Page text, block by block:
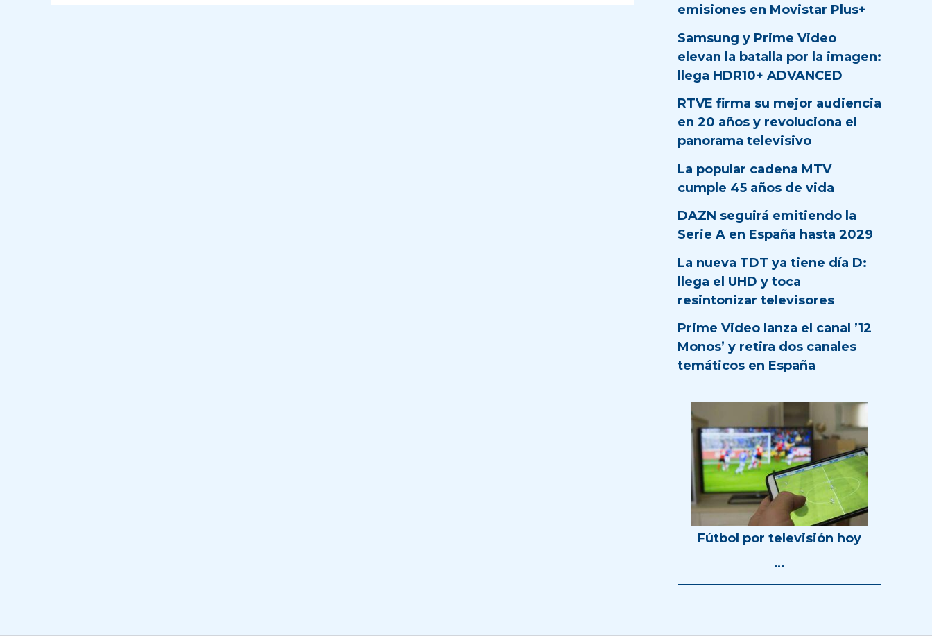
emisiones en Movistar Plus+
Samsung y Prime Video
elevan la batalla por la imagen:
llega HDR10+ ADVANCED
RTVE firma su mejor audiencia
en 20 años y revoluciona el
panorama televisivo
La popular cadena MTV
cumple 45 años de vida
DAZN seguirá emitiendo la
Serie A en España hasta 2029
La nueva TDT ya tiene día D:
llega el UHD y toca
resintonizar televisores
Prime Video lanza el canal ’12
Monos’ y retira dos canales
temáticos en España
Fútbol por televisión hoy
…